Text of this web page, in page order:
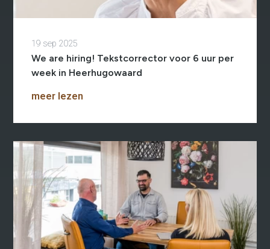
19 sep 2025
We are hiring! Tekstcorrector voor 6 uur per
week in Heerhugowaard
meer lezen